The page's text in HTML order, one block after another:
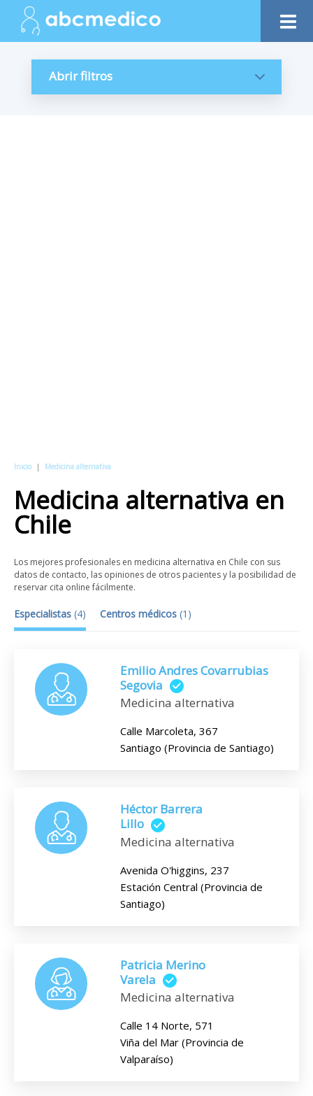
Abrir filtros
Inicio | Medicina alternativa
Medicina alternativa en
Chile
Los mejores profesionales en medicina alternativa en Chile con sus
datos de contacto, las opiniones de otros pacientes y la posibilidad de
reservar cita online fácilmente.
Especialistas (4) Centros médicos (1 )
Emilio Andres Covarrubias
Segovia
Medicina alternativa
Calle Marcoleta, 367
Santiago (Provincia de Santiago)
Héctor Barrera
Lillo
Medicina alternativa
Avenida O'higgins, 237
Estación Central (Provincia de
Santiago)
Patricia Merino
Varela
Medicina alternativa
Calle 14 Norte, 571
Viña del Mar (Provincia de
Valparaíso)